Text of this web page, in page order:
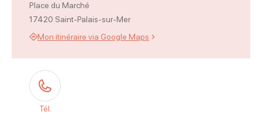
Place du Marché
17420 Saint-Palais-sur-Mer
Mon itinéraire via Google Maps
Tél.